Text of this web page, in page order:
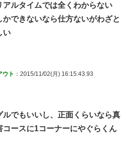
ルタイムでは全くわからない
できないなら仕方ないがわざと
い
ウト ：2015/11/02(月) 16:15:43.93
ルでもいいし、正面くらいなら真
コースに1コーナーにやぐらくん